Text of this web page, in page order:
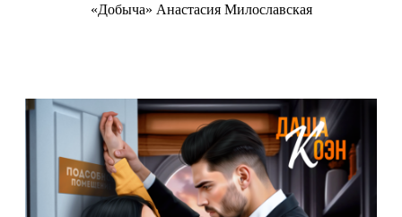
«Добыча» Анастасия Милославская